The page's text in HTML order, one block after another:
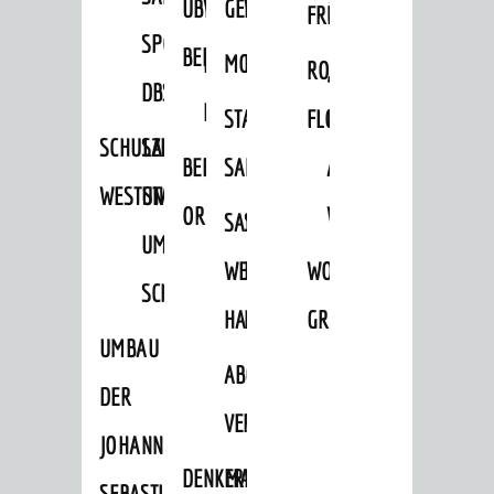
SPORTHALLE
DBS
SCHULZENTRUM
WESTSTADT
SANIERUNG-
UND
UMBAUMASSNAHME S
CHLOSS
UMBAU
DER
JOHANN-
ÜBER
BEBAUUNGSPLÄNE
VERFAHREN
BEBAUUNGSPLÄNE
KERNSTADT
BEBAUUNGSPLÄNE
ORTSTEILE
EINZELHANDELSKONZEPT
MOBILFUNKKONZEPT
LÄRMAKTIONSPLAN
STADTERNEUERUNG/-
SANIERUNG
SANIERUNG
WESTLICH
HAUPTBAHNHOF
SANIERUNGSGEBIET
HILDEBRANDSCHE
MÜHLE
ABGESCHLOSSENE
VERFAHREN
DENKMALSCHUTZ
ERHALTUNGSSATZUNGEN
FRÜHLING
HERBST
RODENSTEINER
FLOHMARKT
„WOINEM
LIVE“
AM
WINDECKPLATZ
WOCHENMARKT
GROOVE